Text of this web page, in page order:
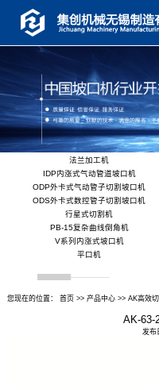
法兰加工机
IDP内涨式气动管道坡口机
ODP外卡式气动管子切割坡口机
ODS外卡式数控管子切割坡口机
行星式切割机
PB-15复杂曲线倒角机
V系列内涨式坡口机
平口机
您现在的位置： 首页 >> 产品中心>> AK高效
AK-63-
发布